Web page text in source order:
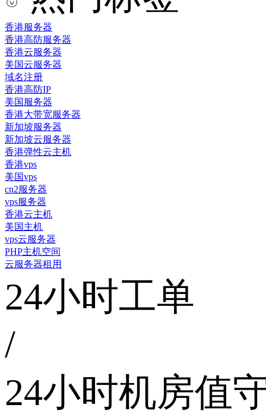
香港服务器
香港高防服务器
香港云服务器
美国云服务器
域名注册
香港高防IP
美国服务器
香港大带宽服务器
新加坡服务器
新加坡云服务器
香港弹性云主机
香港vps
美国vps
cn2服务器
vps服务器
香港云主机
美国主机
vps云服务器
PHP主机空间
云服务器租用
24小时工单
/
24小时机房值